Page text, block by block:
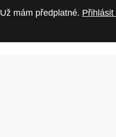
Už mám předplatné. Přihlásit